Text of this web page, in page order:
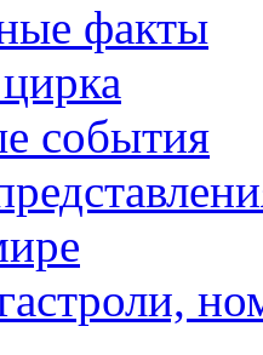
факты
события